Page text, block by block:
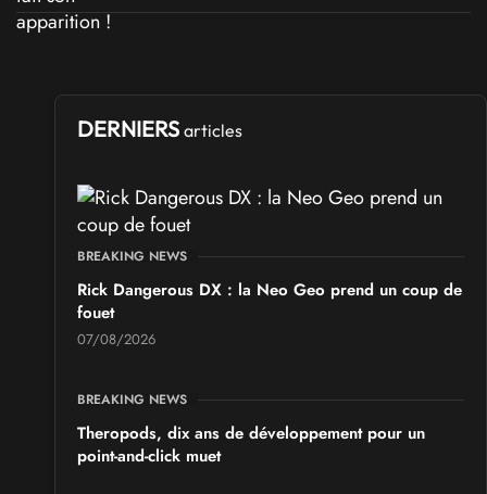
DERNIERS articles
BREAKING NEWS
Rick Dangerous DX : la Neo Geo prend un coup de
fouet
07/08/2026
BREAKING NEWS
Theropods, dix ans de développement pour un
point-and-click muet